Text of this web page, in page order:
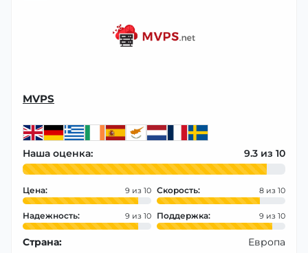
MVPS
Наша оценка: 9.3
Цена: 9 Скорость: 8
Надежность: 9 Поддержка: 9
Страна: Европа